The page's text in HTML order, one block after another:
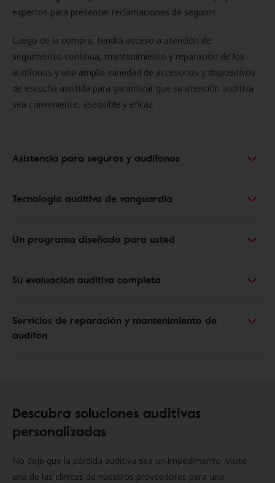
expertos para presentar reclamaciones de seguros.
Luego de la compra, tendrá acceso a atención de
seguimiento continua, mantenimiento y reparación de los
audífonos y una amplia variedad de accesorios y dispositivos
de escucha asistida para garantizar que su atención auditiva
sea conveniente, asequible y eficaz.
Asistencia para seguros y audífonos
Tecnología auditiva de vanguardia
Un programa diseñado para usted
Su evaluación auditiva completa
Servicios de reparación y mantenimiento de
audífon
Descubra soluciones auditivas
personalizadas
No deje que la pérdida auditiva sea un impedimento. Visite
una de las clínicas de nuestros proveedores para una